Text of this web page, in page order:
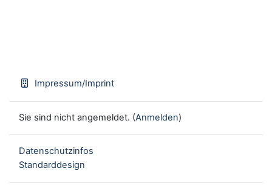
Impressum/Imprint
Sie sind nicht angemeldet. (Anmelden)
Datenschutzinfos
Standarddesign